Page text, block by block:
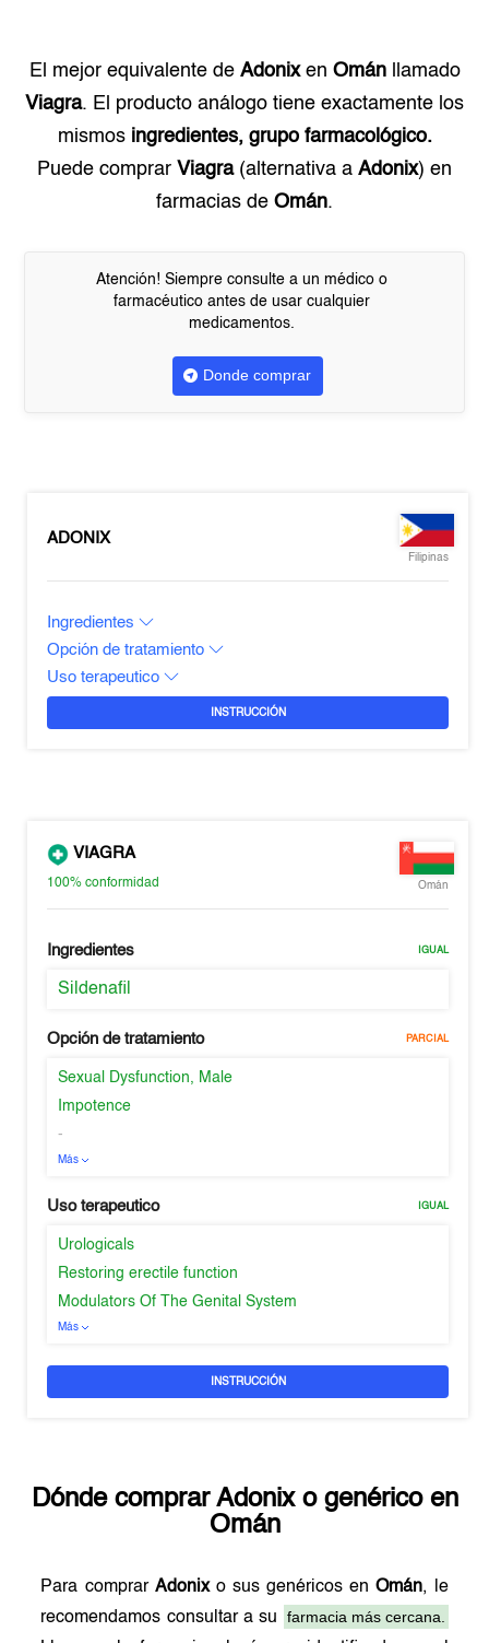
El mejor equivalente de Adonixen Ománllamado
Viagra. El producto análogo tiene exactamente los
mismos ingredientes, grupo farmacológico.
Puede comprar Viagra(alternativa a Adonix) en
farmacias de Omán.
Atención! Siempre consulte a un médico o
farmacéutico antes de usar cualquier
medicamentos.
Donde comprar
ADONIX
Filipinas
Ingredientes
Opción de tratamiento
Uso terapeutico
INSTRUCCIÓN
VIAGRA
100%conformidad Omán
Ingredientes IGUAL
Sildenafil
Opción de tratamiento PARCIAL
Sexual Dysfunction, Male
Impotence
-
Más
Uso terapeutico IGUAL
Urologicals
Restoring erectile function
Modulators Of The Genital System
Más
INSTRUCCIÓN
Dónde comprar Adonixo genérico en
Omán
Para comprar Adonixo sus genéricos enOmán, le
recomendamos consultar a su
farmacia más cercana.